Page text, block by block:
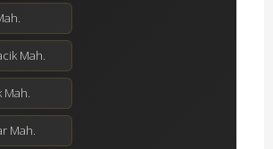
Mah.
Mah.
Mah.